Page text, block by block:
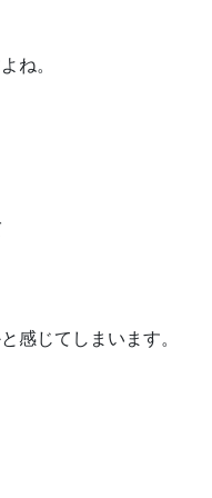
ね。
感じてしまいます。